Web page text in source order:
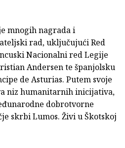
mnogih nagrada i
rad, uključujući Red
Nacionalni red Legije
Andersen te španjolsku
de Asturias. Putem svoje
niz humanitarnih inicijativa,
dobrotvorne
skrbi Lumos. Živi u Škotskoj